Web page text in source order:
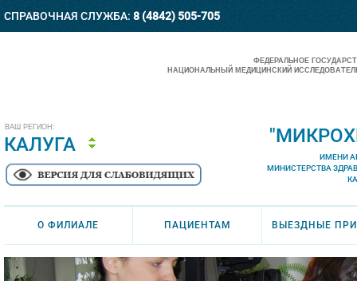
СПРАВОЧНАЯ СЛУЖБА: 8 (4842) 505-705
ВАШ РЕГИОН:
КАЛУГА
ФЕДЕРАЛЬНОЕ
НАЦИОНАЛЬНЫЙ МЕДИЦИНСКИЙ
ИМЕНИ
МИНИСТЕРСТВА
О ФИЛИАЛЕ ПАЦИЕНТАМ ВЫЕЗДНЫЕ